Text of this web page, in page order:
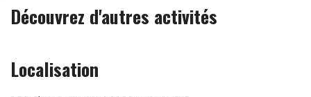
Découvrez d'autres activités
Localisation